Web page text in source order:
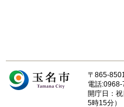
〒865-
電話:0968-
開庁日：
5時15分）